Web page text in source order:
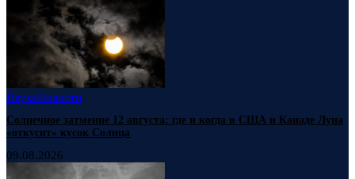
НаукаНовости
Солнечное затмение 12 августа: где и когда в США и Канаде Луна
«откусит» кусок Солнца
09.08.2026